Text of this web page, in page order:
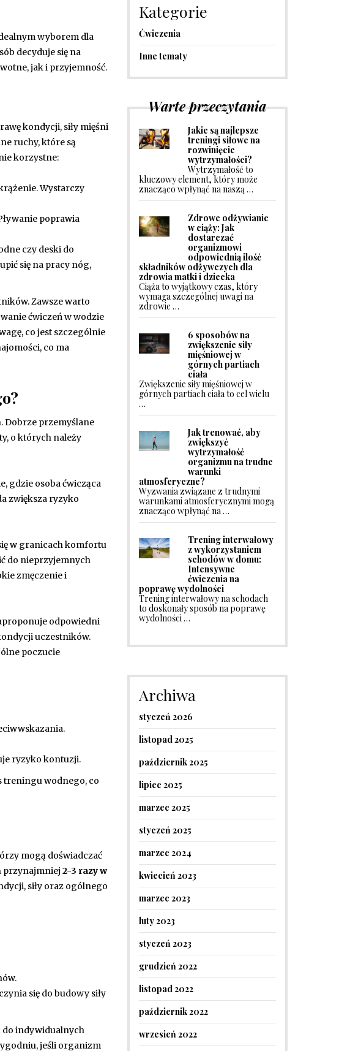
wyborem dla
decyduje się na
jak i przyjemność.
kondycji, siły mięśni
ruchy, które są
korzystne:
Wystarczy
poprawia
czy deski do
się na pracy nóg,
Zawsze warto
ćwiczeń w wodzie
co jest szczególnie
co ma
Dobrze przemyślane
o których należy
gdzie osoba ćwicząca
zwiększa ryzyko
w granicach komfortu
do nieprzyjemnych
zmęczenie i
odpowiedni
uczestników.
poczucie
ryzyko kontuzji.
treningu wodnego, co
mogą doświadczać
przynajmniej 2-3 razy w
siły oraz ogólnego
się do budowy siły
do indywidualnych
jeśli organizm
Kategorie
Ćwiczenia
Inne tematy
Warte przeczytania
Jakie są najlepsze
treningi siłowe na
rozwinięcie
wytrzymałości?
Wytrzymałość to
kluczowy element, który może
znacząco wpłynąć na naszą …
Zdrowe odżywianie
w ciąży: Jak
dostarczać
organizmowi
odpowiednią ilość
składników odżywczych dla
zdrowia matki i dziecka
Ciąża to wyjątkowy czas, który
wymaga szczególnej uwagi na
zdrowie …
6 sposobów na
zwiększenie siły
mięśniowej w
górnych partiach
ciała
Zwiększenie siły mięśniowej w
górnych partiach ciała to cel wielu
…
Jak trenować, aby
zwiększyć
wytrzymałość
organizmu na trudne
warunki
atmosferyczne?
Wyzwania związane z trudnymi
warunkami atmosferycznymi mogą
znacząco wpłynąć na …
Trening interwałowy
z wykorzystaniem
schodów w domu:
Intensywne
ćwiczenia na
poprawę wydolności
Trening interwałowy na schodach
to doskonały sposób na poprawę
wydolności …
Archiwa
styczeń 2026
listopad 2025
październik 2025
lipiec 2025
marzec 2025
styczeń 2025
marzec 2024
kwiecień 2023
marzec 2023
luty 2023
styczeń 2023
grudzień 2022
listopad 2022
październik 2022
wrzesień 2022